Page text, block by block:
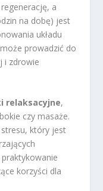
a
na dobę) jest
układu
prowadzić do
i zdrowie
relaksacyjne,
czy masaże.
który jest
korzyści dla